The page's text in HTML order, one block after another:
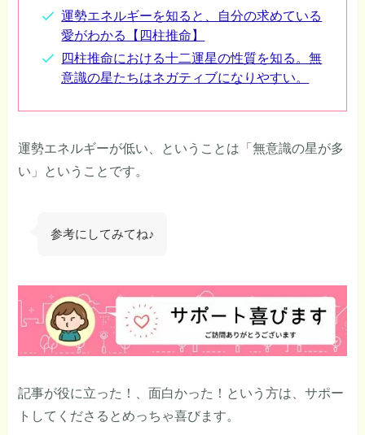
運勢エネルギーを知ると、自分の求めている
愛がわかる【四柱推命】
四柱推命における十二運星の性質を知る。無
意識の星たちはネガティブになりやすい。
運勢エネルギーが低い、ということは「無意識の星が多
い」ということです。
参考にしてみてね♪
記事が役に立った！、面白かった！という方は、サポー
トしてくださるとめっちゃ喜びます。